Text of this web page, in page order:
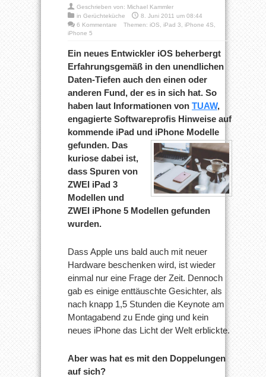
Geschrieben von: Michael Kammler
in Gerüchteküche
8. Juni 2011 um 08:44
6 Kommentare
Themen: iOS iPad 3 iPhone 4S
iPhone 5
Ein neues Entwickler iOS beherbergt
Erfahrungsgemäß in den unendlichen
Daten-Tiefen auch den einen oder
anderen Fund, der es in sich hat. So
haben laut Informationen von TUAW,
engagierte Softwareprofis Hinweise auf
kommende iPad und iPhone Modelle
gefunden. Das
kuriose dabei ist,
dass Spuren von
ZWEI iPad 3
Modellen und
ZWEI iPhone 5 Modellen gefunden
wurden.
Dass Apple uns bald auch mit neuer
Hardware beschenken wird, ist wieder
einmal nur eine Frage der Zeit. Dennoch
gab es einige enttäuschte Gesichter, als
nach knapp 1,5 Stunden die Keynote am
Montagabend zu Ende ging und kein
neues iPhone das Licht der Welt erblickte.
Aber was hat es mit den Doppelungen
auf sich?